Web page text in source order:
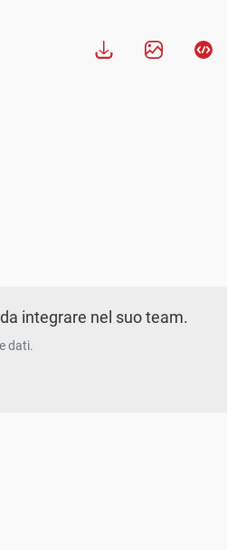
da integrare nel suo team.
dati.